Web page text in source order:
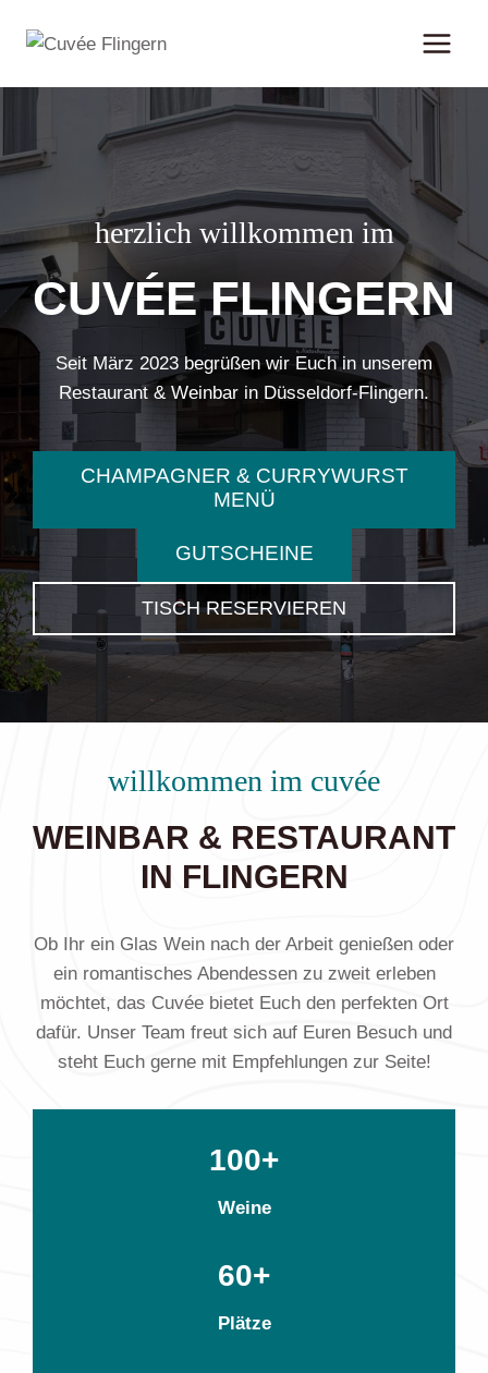
Inhalt
herzlich willkommen im
CUVÉE FLINGERN
Seit März 2023 begrüßen wir Euch in unserem
Restaurant & Weinbar in Düsseldorf-Flingern.
CHAMPAGNER & CURRYWURST
MENÜ
GUTSCHEINE
TISCH RESERVIEREN
willkommen im cuvée
WEINBAR & RESTAURANT
IN FLINGERN
Ob Ihr ein Glas Wein nach der Arbeit genießen oder
ein romantisches Abendessen zu zweit erleben
möchtet, das Cuvée bietet Euch den perfekten Ort
dafür. Unser Team freut sich auf Euren Besuch und
steht Euch gerne mit Empfehlungen zur Seite!
100+
Weine
60+
Plätze